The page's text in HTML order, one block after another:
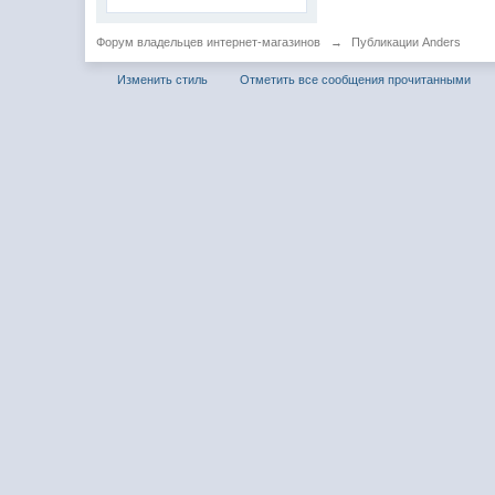
Форум владельцев интернет-магазинов → Публикации Anders
Изменить стиль Отметить все сообщения прочитанными